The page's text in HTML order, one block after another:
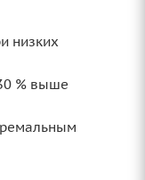
низких
% выше